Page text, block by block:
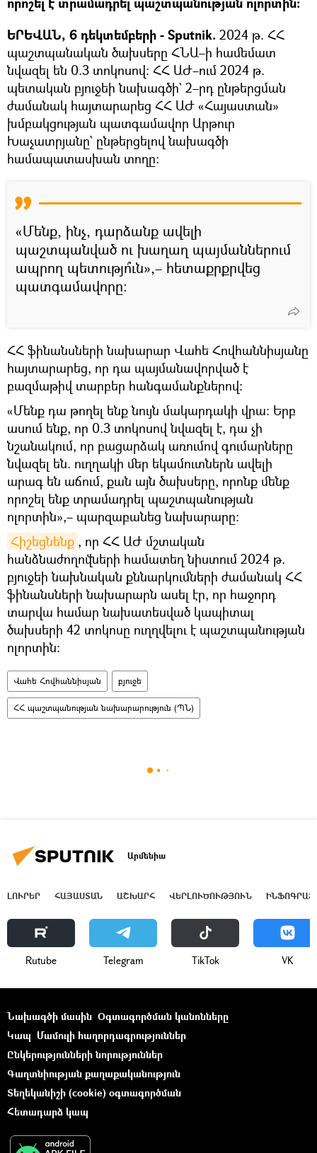
ԵՐԵՎԱՆ, 6 դեկտեմբերի - Sputnik. 2024 թ. ՀՀ
պաշտպանական ծախսերը ՀՆԱ–ի համեմատ
նվազել են 0.3 տոկոսով։ ՀՀ ԱԺ–ում 2024 թ.
պետական բյուջեի նախագծի` 2–րդ ընթերցման
ժամանակ հայտարարեց ՀՀ ԱԺ «Հայաստան»
խմբակցության պատգամավոր Արթուր
Խաչատրյանը` ընթերցելով նախագծի
համապատասխան տողը։
«Մենք, ինչ, դարձանք ավելի
պաշտպանված ու խաղաղ պայմաններում
ապրող պետությո՞ւն»,– հետաքրքրվեց
պատգամավորը։
ՀՀ ֆինանսների նախարար Վահե Հովհաննիսյանը
հայտարարեց, որ դա պայմանավորված է
բազմաթիվ տարբեր հանգամանքներով։
«Մենք դա թողել ենք նույն մակարդակի վրա։ Երբ
ասում ենք, որ 0.3 տոկոսով նվազել է, դա չի
նշանակում, որ բացարձակ առումով գումարները
նվազել են. ուղղակի մեր եկամուտներն ավելի
արագ են աճում, քան այն ծախսերը, որոնք մենք
որոշել ենք տրամադրել պաշտպանության
ոլորտին»,– պարզաբանեց նախարարը։
Հիշեցնենք , որ ՀՀ ԱԺ մշտական
հանձնաժողովների համատեղ նիստում 2024 թ.
բյուջեի նախնական քննարկումների ժամանակ ՀՀ
ֆինանսների նախարարն ասել էր, որ հաջորդ
տարվա համար նախատեսված կապիտալ
ծախսերի 42 տոկոսը ուղղվելու է պաշտպանության
ոլորտին։
Վահե Հովհաննիսյան բյուջե
ՀՀ պաշտպանության նախարարություն (ՊՆ)
Արմենիա
ԼՈՒՐԵՐ ՀԱՅԱՍՏԱՆ ԱՇԽԱՐՀ ՎԵՐԼՈՒԾՈՒԹՅՈՒՆ
Rutube Telegram ТikТоk VK
Նախագծի մասին Օգտագործման կանոնները
Կապ Մամուլի հաղորդագրություններ
Ընկերությունների նորություններ
Գաղտնիության քաղաքականություն
Տեղեկանիշի (cookie) օգտագործման
Հետադարձ կապ